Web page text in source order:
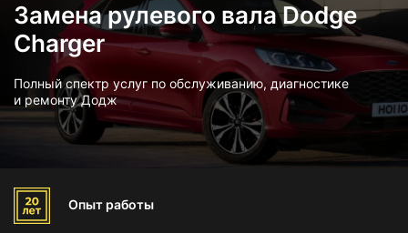
Замена рулевого вала Dodge
Charger
Полный спектр услуг по обслуживанию, диагностике
и ремонту Додж
Опыт работы